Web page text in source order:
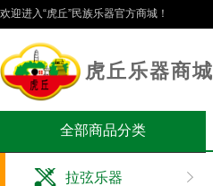
欢迎进入“虎丘”民族乐器官方商城！
虎丘乐器商城
全部商品分类
拉弦乐器